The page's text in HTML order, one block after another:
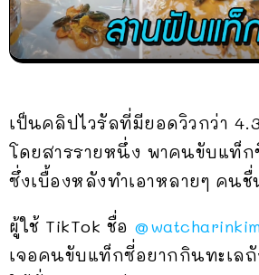
เป็นคลิปไวรัลที่มียอดวิวกว่า
โดยสารรายหนึ่ง พาคนขับแท็ก
ซึ่งเบื้องหลังทำเอาหลายๆ คนชื่
ผู้ใช้ TikTok ชื่อ
เจอคนขับแท็กซี่อยากกินทะเล